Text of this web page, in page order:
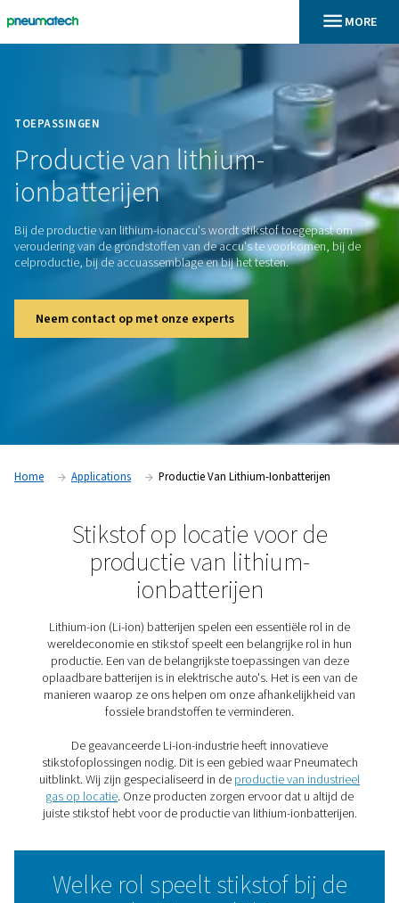
TOEPASSINGEN
Productievanlithium-
ionbatterijen
Bij de productie van lithium-ionaccu's wordt stikstof
veroudering van de grondstoffen van de accu's te
celproductie, bij de accuassemblage en bij het testen.
Neem contact op met onze experts
Applications Productie Van Lithium-
Stikstof op locatie voor
productie van lithium-
ionbatterijen
Lithium-ion (Li-ion) batterijen spelen een essentiële
wereldeconomie en stikstof speelt een belangrijke
productie. Een van de belangrijkste toepassingen
oplaadbare batterijen is in elektrische auto's. Het is
manieren waarop ze ons helpen om onze
fossiele brandstoffen te verminderen.